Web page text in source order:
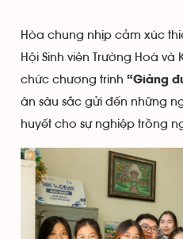
Hòa chung nhịp cảm xúc
Hội Sinh viên Trường Hoá
chức chương trình “Giảng
ân sâu sắc gửi đến những
huyết cho sự nghiệp trồng